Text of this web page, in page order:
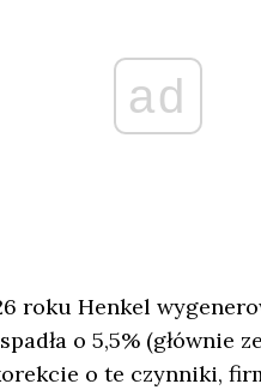
ad
roku Henkel
o 5,5%
o te czynniki,